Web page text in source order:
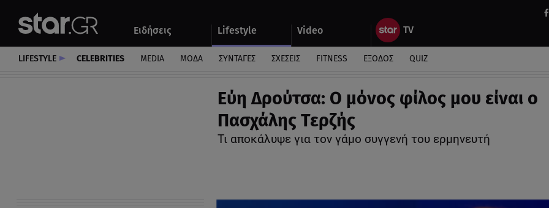
Ειδήσεις Lifestyle Video
Αυτοκίνητο
LIFESTYLE CELEBRITIES MEDIA ΜΟΔΑ ΣΥΝΤΑΓΕΣ ΣΧΕΣΕΙΣ FITNESS ΕΞΟΔΟΣ QUIZ
Εύη Δρούτσα: Ο μόνος φίλος μου είναι ο
Πασχάλης Τερζής
Τι αποκάλυψε για τον γάμο συγγενή του ερμηνευτή